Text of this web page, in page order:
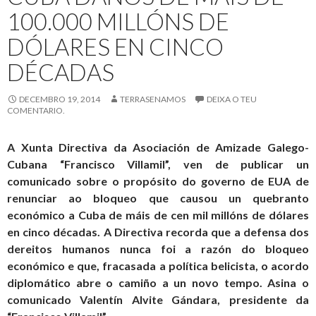
Zaragoza
100.000 MILLÓNS DE
DÓLARES EN CINCO
DÉCADAS
DECEMBRO 19, 2014 TERRASENAMOS
DEIXA O TEU
COMENTARIO.
A Xunta Directiva da Asociación de Amizade Galego-
Cubana “Francisco Villamil”, ven de publicar un
comunicado sobre o propósito do governo de EUA de
renunciar ao bloqueo que causou un quebranto
económico a Cuba de máis de cen mil millóns de dólares
en cinco décadas. A Directiva recorda que a defensa dos
dereitos humanos nunca foi a razón do bloqueo
económico e que, fracasada a política belicista, o acordo
diplomático abre o camiño a un novo tempo. Asina o
comunicado Valentín Alvite Gándara, presidente da